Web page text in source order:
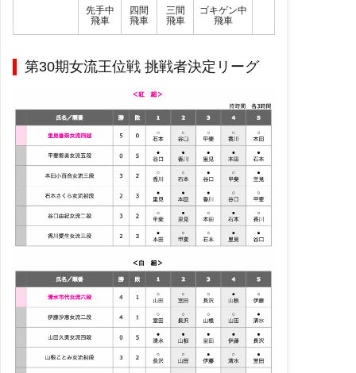
先手中
飛車
四間
飛車
三間
飛車
ゴキゲン中
飛車
第30期女流王位戦 挑戦者決定リーグ